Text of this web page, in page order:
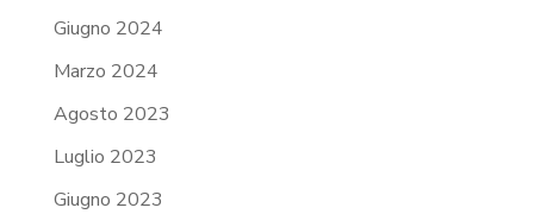
Giugno 2024
Marzo 2024
Agosto 2023
Luglio 2023
Giugno 2023